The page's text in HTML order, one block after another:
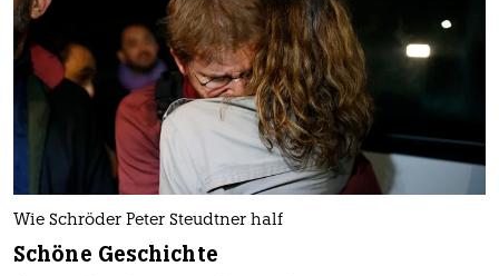
Wie Schröder Peter Steudtner half
Schöne Geschichte